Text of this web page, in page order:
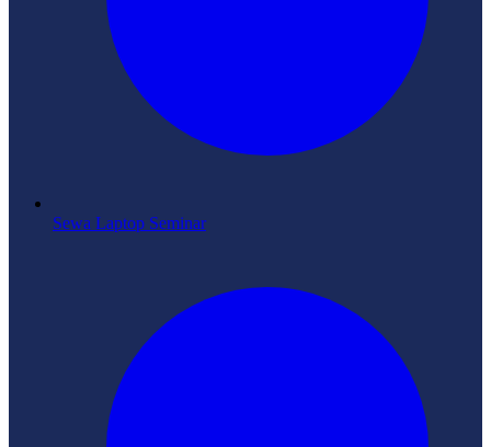
Sewa Laptop Seminar